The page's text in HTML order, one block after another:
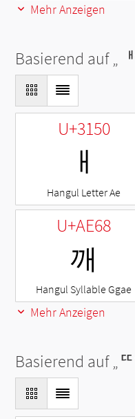
Mehr Anzeigen
Basierend auf „ ᅢ
U+3150
ㅐ
Hangul Letter Ae
U+AE68
깨
Hangul Syllable Ggae
Mehr Anzeigen
Basierend auf „ᄄ